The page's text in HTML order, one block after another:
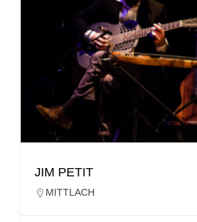
JIM PETIT
MITTLACH